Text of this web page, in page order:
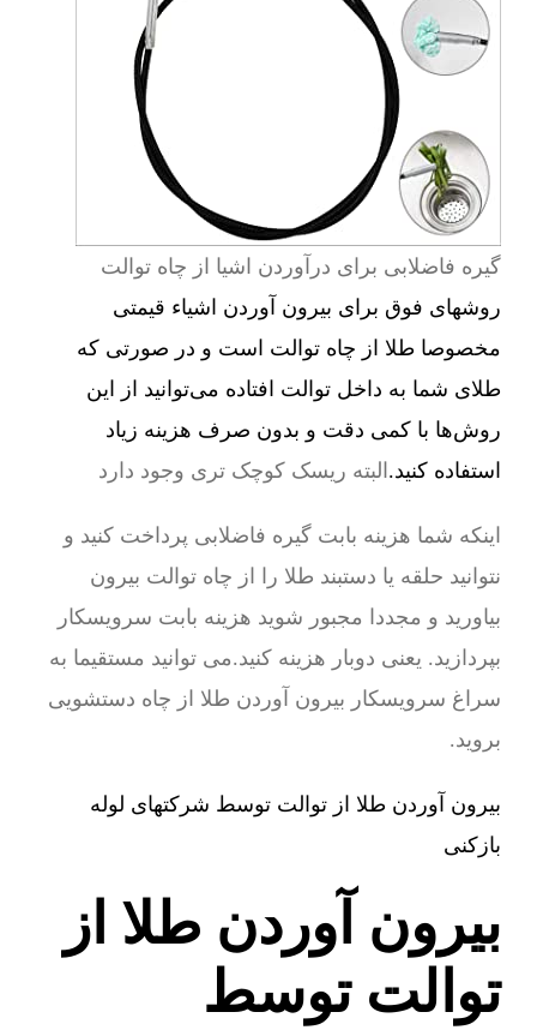
گیره فاضلابی برای درآوردن اشیا از چاه توالت
روشهای فوق برای بیرون آوردن اشیاء قیمتی
مخصوصا طلا از چاه توالت است و در صورتی که
طلای شما به داخل توالت افتاده می‌توانید از این
روش‌ها با کمی دقت و بدون صرف هزینه زیاد
استفاده کنید.البته ریسک کوچک تری وجود دارد
اینکه شما هزینه بابت گیره فاضلابی پرداخت کنید و
نتوانید حلقه یا دستبند طلا را از چاه توالت بیرون
بیاورید و مجددا مجبور شوید هزینه بابت سرویسکار
بپردازید. یعنی دوبار هزینه کنید.می توانید مستقیما به
سراغ سرویسکار بیرون آوردن طلا از چاه دستشویی
بروید.
بیرون آوردن طلا از توالت توسط شرکتهای لوله
بازکنی
بیرون آوردن طلا از
توالت توسط